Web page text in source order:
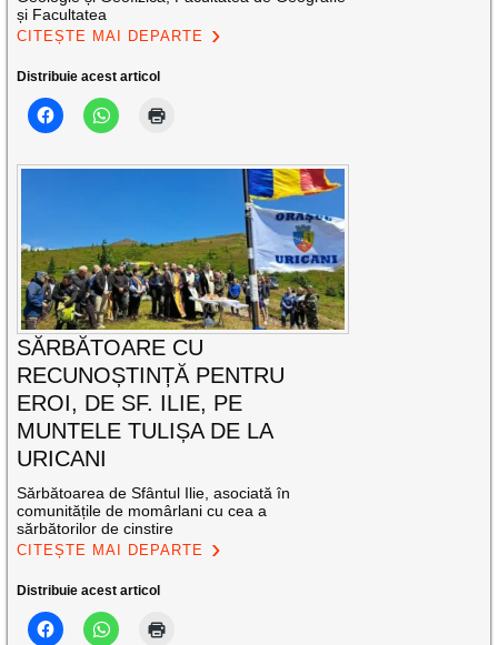
și Facultatea
CITEȘTE MAI DEPARTE
Distribuie acest articol
SĂRBĂTOARE CU
RECUNOȘTINȚĂ PENTRU
EROI, DE SF. ILIE, PE
MUNTELE TULIȘA DE LA
URICANI
Sărbătoarea de Sfântul Ilie, asociată în
comunitățile de momârlani cu cea a
sărbătorilor de cinstire
CITEȘTE MAI DEPARTE
Distribuie acest articol